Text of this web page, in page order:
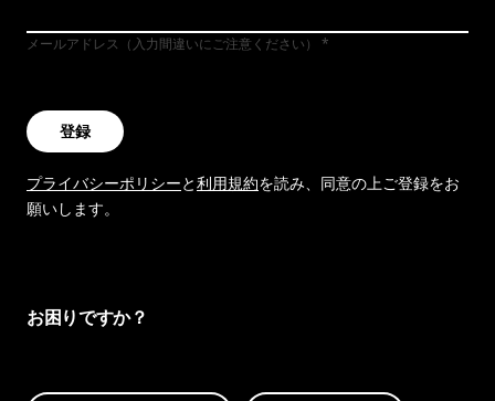
メールアドレス（入力間違いにご注意ください）
登録
プライバシーポリシーと利用規約を読み、同意の上ご登録をお
願いします。
お困りですか？